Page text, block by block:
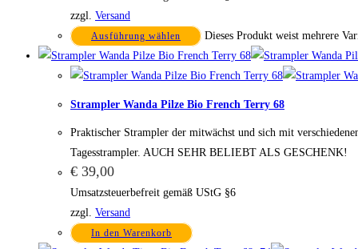
zzgl. Versand
Ausführung wählen Dieses Produkt weist mehrere
Strampler Wanda Pilze Bio French Terry 68
Praktischer Strampler der mitwächst und sich mit
Tagesstrampler. AUCH SEHR BELIEBT ALS GESCHENK!
€ 39,00
Umsatzsteuerbefreit gemäß UStG §6
zzgl. Versand
In den Warenkorb